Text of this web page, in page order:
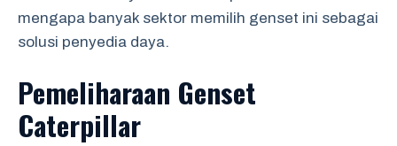
mengapa banyak sektor memilih genset ini sebagai
solusi penyedia daya.
Pemeliharaan Genset
Caterpillar